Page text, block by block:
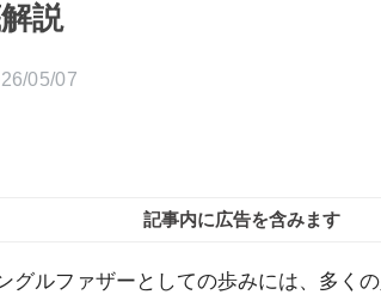
説
05/07
記事内に広告を含みます
グルファザーとしての歩みには、多く